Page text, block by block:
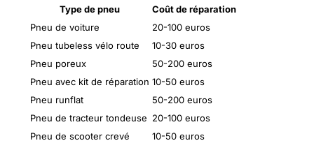
Type de pneu
Coût de réparation
Pneu de voiture
20-100 euros
Pneu tubeless vélo route
10-30 euros
Pneu poreux
50-200 euros
Pneu avec kit de réparation 10-50 euros
Pneu runflat
50-200 euros
Pneu de tracteur tondeuse 20-100 euros
Pneu de scooter crevé
10-50 euros